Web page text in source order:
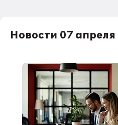
Новости 07 апреля